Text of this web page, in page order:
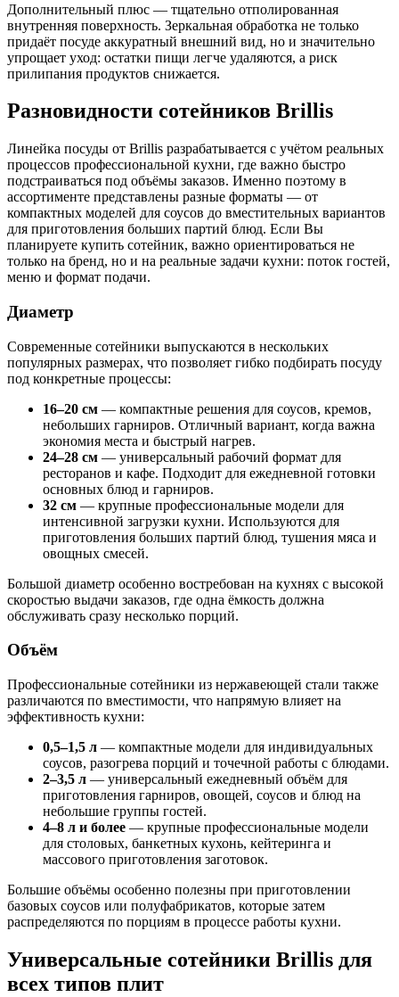
Дополнительный плюс — тщательно отполированная
внутренняя поверхность. Зеркальная обработка не только
придаёт посуде аккуратный внешний вид, но и значительно
упрощает уход: остатки пищи легче удаляются, а риск
прилипания продуктов снижается.
Разновидности сотейников Brillis
Линейка посуды от Brillis разрабатывается с учётом реальных
процессов профессиональной кухни, где важно быстро
подстраиваться под объёмы заказов. Именно поэтому в
ассортименте представлены разные форматы — от
компактных моделей для соусов до вместительных вариантов
для приготовления больших партий блюд. Если Вы
планируете купить сотейник, важно ориентироваться не
только на бренд, но и на реальные задачи кухни: поток гостей,
меню и формат подачи.
Диаметр
Современные сотейники выпускаются в нескольких
популярных размерах, что позволяет гибко подбирать посуду
под конкретные процессы:
16–20 см — компактные решения для соусов, кремов,
небольших гарниров. Отличный вариант, когда важна
экономия места и быстрый нагрев.
24–28 см — универсальный рабочий формат для
ресторанов и кафе. Подходит для ежедневной готовки
основных блюд и гарниров.
32 см — крупные профессиональные модели для
интенсивной загрузки кухни. Используются для
приготовления больших партий блюд, тушения мяса и
овощных смесей.
Большой диаметр особенно востребован на кухнях с высокой
скоростью выдачи заказов, где одна ёмкость должна
обслуживать сразу несколько порций.
Объём
Профессиональные сотейники из нержавеющей стали также
различаются по вместимости, что напрямую влияет на
эффективность кухни:
0,5–1,5 л — компактные модели для индивидуальных
соусов, разогрева порций и точечной работы с блюдами.
2–3,5 л — универсальный ежедневный объём для
приготовления гарниров, овощей, соусов и блюд на
небольшие группы гостей.
4–8 л и более — крупные профессиональные модели
для столовых, банкетных кухонь, кейтеринга и
массового приготовления заготовок.
Большие объёмы особенно полезны при приготовлении
базовых соусов или полуфабрикатов, которые затем
распределяются по порциям в процессе работы кухни.
Универсальные сотейники Brillis для
всех типов плит